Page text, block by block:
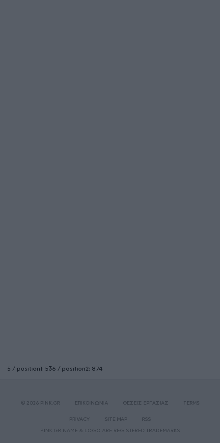
5 / position1: 536 / position2: 874
© 2026 PINK.GR ΕΠΙΚΟΙΝΩΝΙΑ ΘΕΣΕΙΣ ΕΡΓΑΣΙΑΣ TERMS
PRIVACY SITE MAP
RSS
PINK.GR NAME & LOGO ARE REGISTERED TRADEMARKS